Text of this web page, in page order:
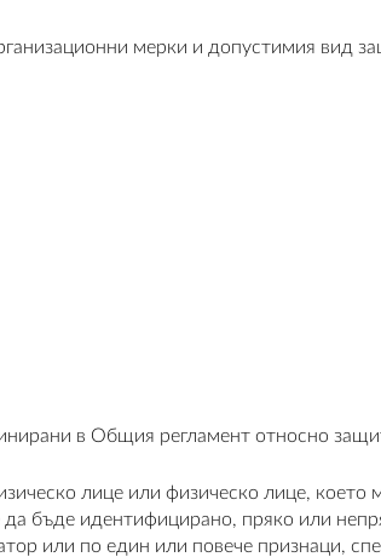
мерки и допустимия вид
в Общия регламент относно
лице или физическо лице,
бъде идентифицирано, пряко или
или по един или повече признаци,